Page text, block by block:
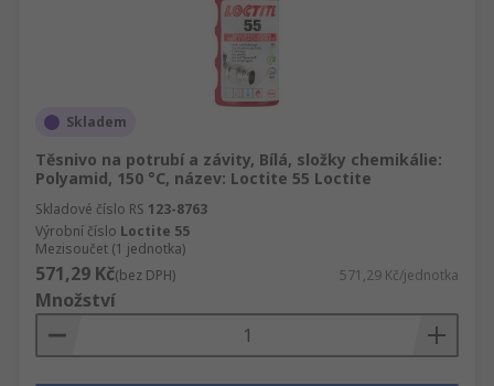
Skladem
Těsnivo na potrubí a závity, Bílá, složky chemikálie:
Polyamid, 150 °C, název: Loctite 55 Loctite
Skladové číslo RS 123-8763
Výrobní číslo Loctite 55
Mezisoučet (1 jednotka)
571,29 Kč(bez DPH) 571,29 Kč/jednotka
Množství